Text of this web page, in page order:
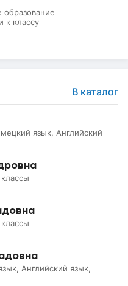
к классу
В каталог
язык, Английский
Английский язык,